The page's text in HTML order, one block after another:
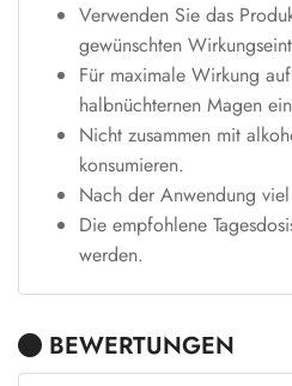
Verwenden Sie das
gewünschten
Für maximale Wirkung
halbnüchternen Magen
Nicht zusammen mit
konsumieren.
Nach der Anwendung
Die empfohlene
werden.
BEWERTUNGEN